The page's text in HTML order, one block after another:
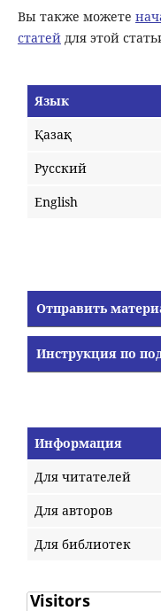
Вы также можете
статейдля этой
Язык
Қазақ
Русский
English
Отправить
Инструкция по
Информация
Для читателей
Для авторов
Для библиотек